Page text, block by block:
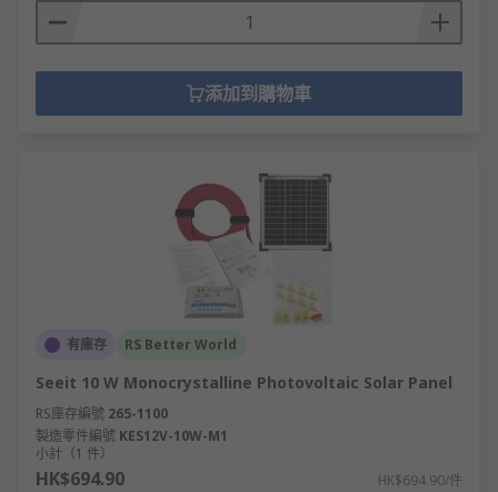
添加到購物車
有庫存 RS Better World
Seeit 10 W Monocrystalline Photovoltaic Solar Panel
RS庫存編號 265-1100
製造零件編號 KES12V-10W-M1
小計（1 件）
HK$694.90 HK$694.90/件